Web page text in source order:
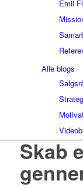
Emil
Alle blogs
Skab